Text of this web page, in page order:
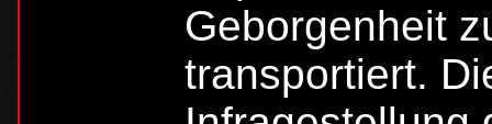
Geborgenheit
transportiert.